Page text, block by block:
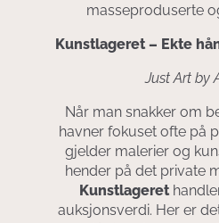
masseproduserte
Kunstlageret – Ekte
Just Art by
Når man snakker om
havner fokuset ofte på
gjelder malerier og
hender på det private
Kunstlageret
auksjonsverdi. Her er